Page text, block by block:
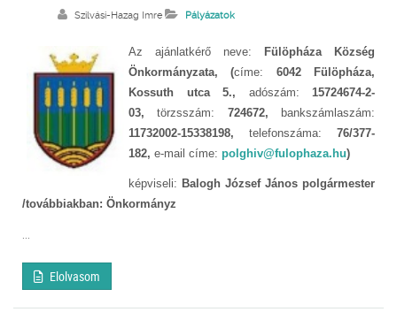
Szilvási-Hazag Imre Pályázatok
Az ajánlatkérő neve: Fülöpháza Község
Önkormányzata, (címe: 6042 Fülöpháza,
Kossuth utca 5., adószám: 15724674-2-
03,törzsszám: 724672,
bankszámlaszám:
11732002-15338198, telefonszáma: 76/377-
182, e-mail címe: polghiv@fulophaza.hu)
képviseli: Balogh József János polgármester
/továbbiakban: Önkormányz
Elolvasom